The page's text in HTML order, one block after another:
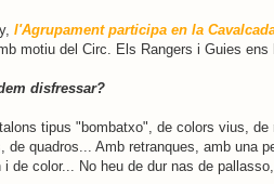
l'Agrupament participa en la
motiu del Circ. Els Rangers i Guies ens
disfressar?
tipus "bombatxo", de colors vius,
de quadros... Amb retranques, amb una
i de color... No heu de dur nas de